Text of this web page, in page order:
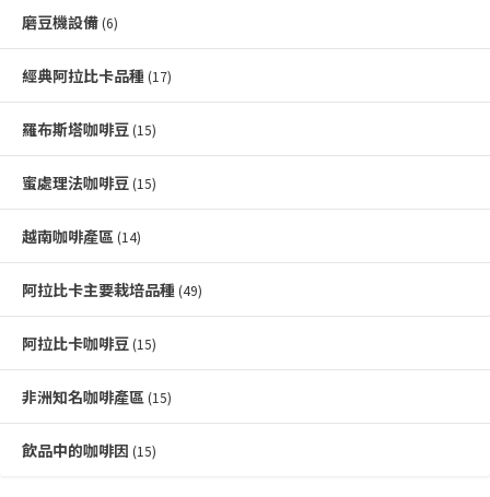
磨豆機設備 (6)
經典阿拉比卡品種 (17)
羅布斯塔咖啡豆 (15)
蜜處理法咖啡豆 (15)
越南咖啡產區 (14)
阿拉比卡主要栽培品種 (49)
阿拉比卡咖啡豆 (15)
非洲知名咖啡產區 (15)
飲品中的咖啡因 (15)